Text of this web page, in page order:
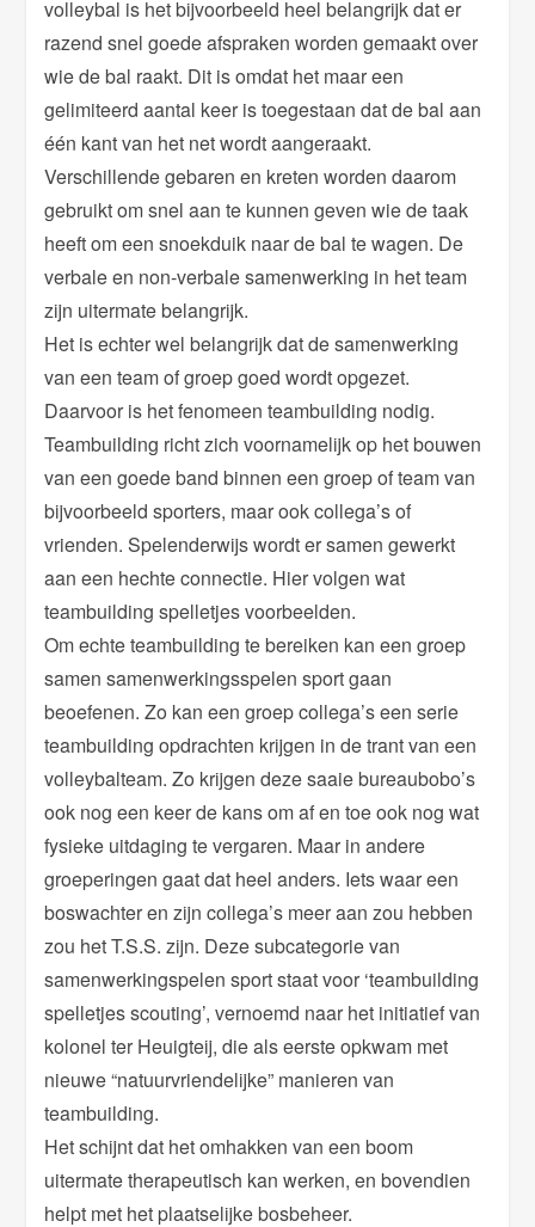
volleybal is het bijvoorbeeld heel belangrijk dat er
razend snel goede afspraken worden gemaakt over
wie de bal raakt. Dit is omdat het maar een
gelimiteerd aantal keer is toegestaan dat de bal aan
één kant van het net wordt aangeraakt.
Verschillende gebaren en kreten worden daarom
gebruikt om snel aan te kunnen geven wie de taak
heeft om een snoekduik naar de bal te wagen. De
verbale en non-verbale samenwerking in het team
zijn uitermate belangrijk.
Het is echter wel belangrijk dat de samenwerking
van een team of groep goed wordt opgezet.
Daarvoor is het fenomeen teambuilding nodig.
Teambuilding richt zich voornamelijk op het bouwen
van een goede band binnen een groep of team van
bijvoorbeeld sporters, maar ook collega’s of
vrienden. Spelenderwijs wordt er samen gewerkt
aan een hechte connectie. Hier volgen wat
teambuilding spelletjes voorbeelden.
Om echte teambuilding te bereiken kan een groep
samen samenwerkingsspelen sport gaan
beoefenen. Zo kan een groep collega’s een serie
teambuilding opdrachten krijgen in de trant van een
volleybalteam. Zo krijgen deze saaie bureaubobo’s
ook nog een keer de kans om af en toe ook nog wat
fysieke uitdaging te vergaren. Maar in andere
groeperingen gaat dat heel anders. Iets waar een
boswachter en zijn collega’s meer aan zou hebben
zou het T.S.S. zijn. Deze subcategorie van
samenwerkingspelen sport staat voor ‘teambuilding
spelletjes scouting’, vernoemd naar het initiatief van
kolonel ter Heuigteij, die als eerste opkwam met
nieuwe “natuurvriendelijke” manieren van
teambuilding.
Het schijnt dat het omhakken van een boom
uitermate therapeutisch kan werken, en bovendien
helpt met het plaatselijke bosbeheer.